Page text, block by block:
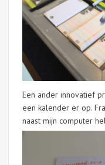
Een ander innovatief
een kalender er op.
naast mijn computer